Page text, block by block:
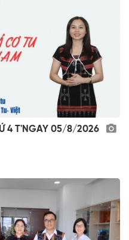
4 T'NGAY 05/8/2026